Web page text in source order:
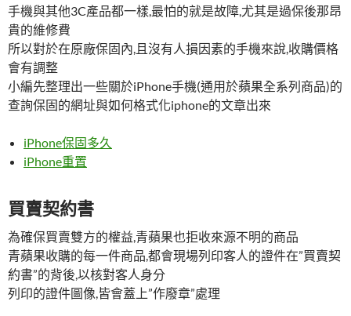
手機與其他3C產品都一樣,最怕的就是故障,尤其是過保後那昂
貴的維修費
所以對於在原廠保固內,且沒有人損因素的手機來說,收購價格
會有調整
小編先整理出一些關於iPhone手機(通用於蘋果全系列商品)的
查詢保固的網址與如何格式化iphone的文章出來
iPhone保固多久
iPhone重置
買賣契約書
為確保買賣雙方的權益,青蘋果也拒收來源不明的商品
青蘋果收購的每一件商品,都會現場列印客人的證件在”買賣契
約書”的背後,以核對客人身分
列印的證件圖像,皆會蓋上”作廢章”處理